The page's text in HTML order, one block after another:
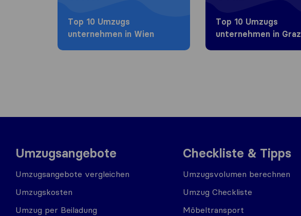
Top 10 Umzugs​
unternehmen in Wien
Top 10 Umzugs​
unternehmen in Graz
Umzugsangebote
Umzugsangebote vergleichen
Umzugskosten
Umzug per Beiladung
Checkliste & Tipps
Umzugsvolumen berechnen
Umzug Checkliste
Möbeltransport